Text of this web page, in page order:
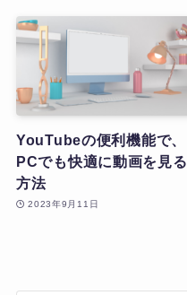
YouTubeの便利機能で、
PCでも快適に動画を見る
方法
2023年9月11日